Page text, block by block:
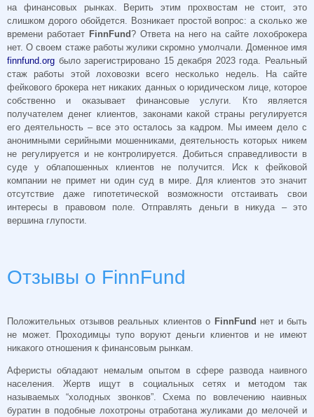
на финансовых рынках. Верить этим прохвостам не стоит, это
слишком дорого обойдется. Возникает простой вопрос: а сколько же
времени работает FinnFund? Ответа на него на сайте лохоброкера
нет. О своем стаже работы жулики скромно умолчали. Доменное имя
finnfund.org было зарегистрировано 15 декабря 2023 года. Реальный
стаж работы этой лоховозки всего несколько недель. На сайте
фейкового брокера нет никаких данных о юридическом лице, которое
собственно и оказывает финансовые услуги. Кто является
получателем денег клиентов, законами какой страны регулируется
его деятельность – все это осталось за кадром. Мы имеем дело с
анонимными серийными мошенниками, деятельность которых никем
не регулируется и не контролируется. Добиться справедливости в
суде у облапошенных клиентов не получится. Иск к фейковой
компании не примет ни один суд в мире. Для клиентов это значит
отсутствие даже гипотетической возможности отстаивать свои
интересы в правовом поле. Отправлять деньги в никуда – это
вершина глупости.
Отзывы о FinnFund
Положительных отзывов реальных клиентов о FinnFund нет и быть
не может. Проходимцы тупо воруют деньги клиентов и не имеют
никакого отношения к финансовым рынкам.
Аферисты обладают немалым опытом в сфере развода наивного
населения. Жертв ищут в социальных сетях и методом так
называемых “холодных звонков”. Схема по вовлечению наивных
буратин в подобные лохотроны отработана жуликами до мелочей и